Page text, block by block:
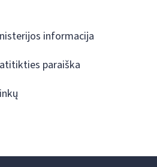
informacija
paraiška